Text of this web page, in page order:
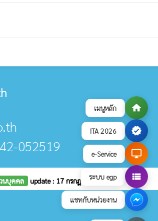
เมนูหลัก home
ITA 2026 verified
e-Service desktop_windows
ระบบ egp view_list
แชทกับหน่วยงาน
052519
นบุคคล update : 17 กรกฎาคม 2569